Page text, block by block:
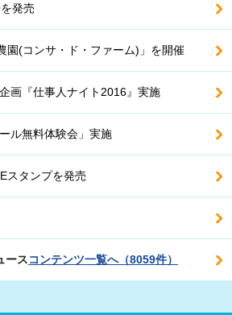
発売
園(コンサ・ド・ファーム)」を開催
画『仕事人ナイト2016』実施
ル無料体験会」実施
スタンプを発売
ースコンテンツ一覧へ（8059件）